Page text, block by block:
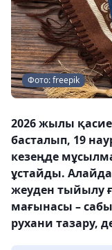
Фото: freepik
2026 жылы
басталып, 19
кезеңде
ұстайды.
жеуден тыйылу
мағынасы –
рухани тазару,